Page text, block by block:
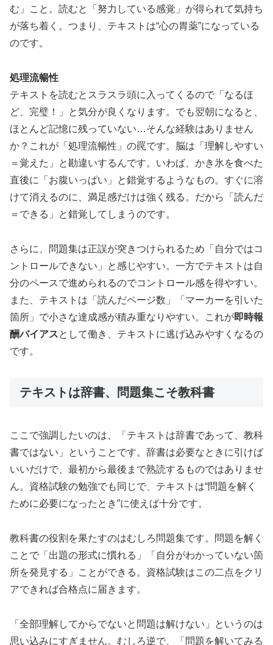
む」こと。読むと「努力している感覚」が得られて気持ち
が落ち着く。つまり、テキストは“心の胃薬”になっている
のです。
処理流暢性
テキストを読むとスラスラ頭に入ってくるので「なるほ
ど、完璧！」と気分が良くなります。でも翌朝になると、
ほとんど記憶に残っていない…そんな経験はありません
か？これが「処理流暢性」の罠です。脳は「理解しやすい
＝覚えた」と勘違いするんです。いわば、かき氷を食べた
直後に「お腹いっぱい」と錯覚するようなもの。すぐに溶
けて消えるのに、満足感だけは強く残る。だから「読んだ
＝できる」と錯覚してしまうのです。
さらに、問題集は正誤が突きつけられるため「自分ではコ
ントロールできない」と感じやすい。一方でテキストは自
分のペースで進められるのでコントロール感を得やすい。
また、テキストは「読んだページ数」「マーカーを引いた
箇所」で小さな達成感が積み重なりやすい。これが即時報
酬バイアスとして働き、テキストに逃げ込みやすくなるの
です。
テキストは辞書、問題集こそ教科書
ここで強調したいのは、「テキストは辞書であって、教科
書ではない」ということです。辞書は必要なときに引けば
いいだけで、最初から最後まで熟読するものではありませ
ん。資格試験の勉強でも同じで、テキストは“問題を解く
ために必要になったとき”に使えば十分です。
教科書の役割を果たすのはむしろ問題集です。問題を解く
ことで「出題の形式に慣れる」「自分がわかっていない箇
所を発見する」ことができる。資格試験はこの二点をクリ
アできれば合格点に届きます。
「全部理解してからでないと問題は解けない」というのは
思い込みにすぎません。むしろ逆で、「問題を解いてみる